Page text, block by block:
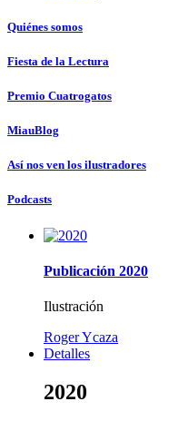
Quiénes somos
Fiesta de la Lectura
Premio Cuatrogatos
MiauBlog
Así nos ven los ilustradores
Podcasts
Publicación 2020
Ilustración
Roger Ycaza
Detalles
2020